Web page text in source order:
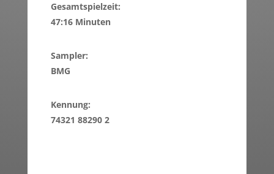
Gesamtspielzeit:
47:16 Minuten
Sampler:
BMG
Kennung:
74321 88290 2